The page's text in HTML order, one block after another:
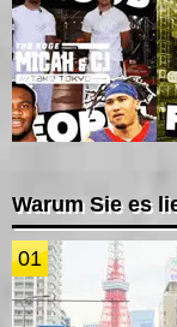
Warum Sie es
01